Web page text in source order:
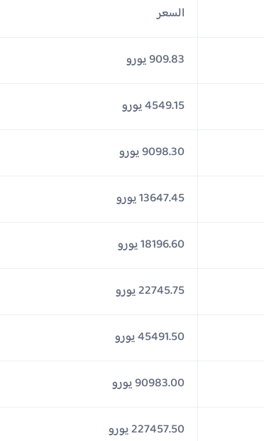
السعر
909.83 يورو
4549.15 يورو
9098.30 يورو
13647.45 يورو
18196.60 يورو
22745.75 يورو
45491.50 يورو
90983.00 يورو
227457.50 يورو